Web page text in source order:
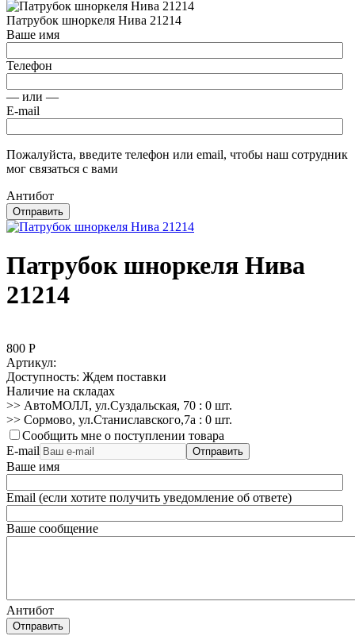
Патрубок шноркеля Нива 21214
Ваше имя
Телефон
— или —
E-mail
Пожалуйста, введите телефон или email, чтобы наш сотрудник
мог связаться с вами
Антибот
Отправить
Патрубок шноркеля Нива
21214
800 Р
Артикул:
Доступность: Ждем поставки
Наличие на складах
>> АвтоМОЛЛ, ул.Суздальская, 70 : 0 шт.
>> Сормово, ул.Станиславского,7а : 0 шт.
Сообщить мне о поступлении товара
E-mail
Отправить
Ваше имя
Email (если хотите получить уведомление об ответе)
Ваше сообщение
Антибот
Отправить